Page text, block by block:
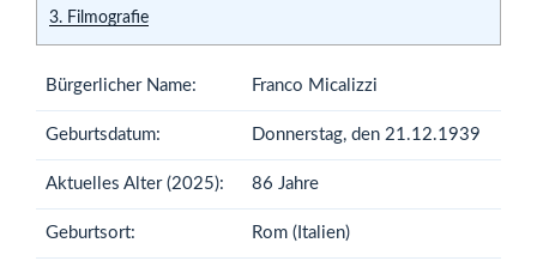
3. Filmografie
Bürgerlicher Name: Franco Micalizzi
Geburtsdatum: Donnerstag, den 21.12.1939
Aktuelles Alter (2025): 86 Jahre
Geburtsort: Rom (Italien)